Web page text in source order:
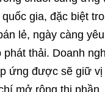
gia, đặc biệt
lẻ, ngày càng
phát thải. Doanh
ứng được sẽ giữ vị
mở rộng thị phần.